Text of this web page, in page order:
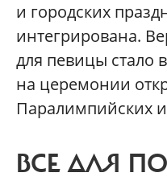
и городских
интегрирована.
для певицы стало
на церемонии
Паралимпийских
ВСЕ ДЛЯ